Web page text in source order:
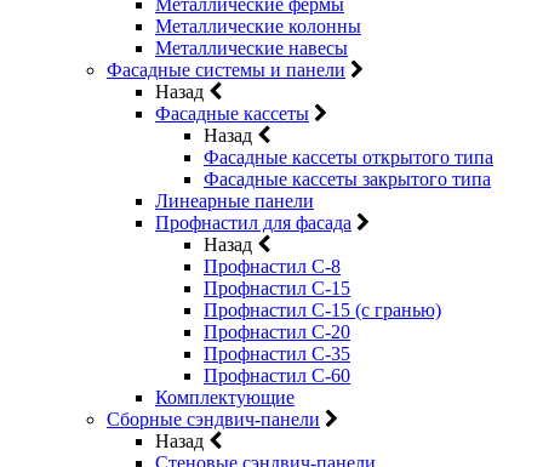
Металлические фермы
Металлические колонны
Металлические навесы
Фасадные системы и панели
Назад
Фасадные кассеты
Назад
Фасадные кассеты открытого типа
Фасадные кассеты закрытого типа
Линеарные панели
Профнастил для фасада
Назад
Профнастил С-8
Профнастил С-15
Профнастил С-15 (с гранью)
Профнастил С-20
Профнастил С-35
Профнастил С-60
Комплектующие
Сборные сэндвич-панели
Назад
Стеновые сэндвич-панели